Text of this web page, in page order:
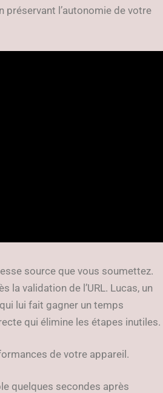
préservant l’autonomie de votre
source que vous soumettez.
la validation de l’URL. Lucas, un
lui fait gagner un temps
qui élimine les étapes inutiles.
de votre appareil.
quelques secondes après